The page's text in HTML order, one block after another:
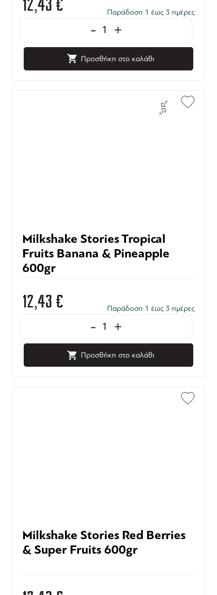
12,43 € Παράδοση 1 έως 3 ημέρες
- +
Προσθήκη στο καλάθι
Milkshake Stories Tropical
Fruits Banana & Pineapple
600gr
12,43 € Παράδοση 1 έως 3 ημέρες
- +
Προσθήκη στο καλάθι
Milkshake Stories Red Berries
& Super Fruits 600gr